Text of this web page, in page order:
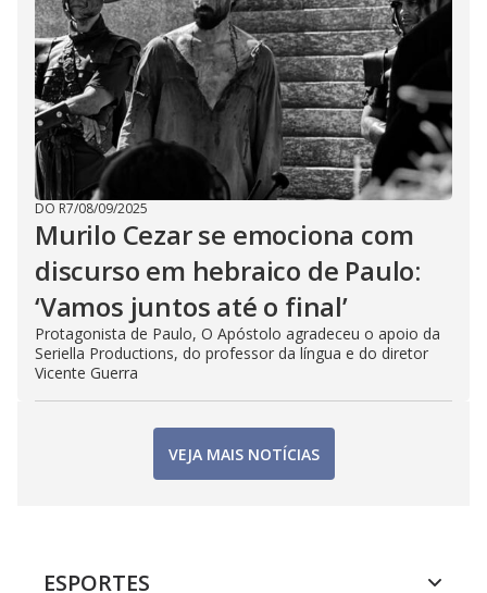
DO R7/08/09/2025
Murilo Cezar se emociona com
discurso em hebraico de Paulo:
‘Vamos juntos até o final’
Protagonista de Paulo, O Apóstolo agradeceu o apoio da
Seriella Productions, do professor da língua e do diretor
Vicente Guerra
VEJA MAIS NOTÍCIAS
ESPORTES